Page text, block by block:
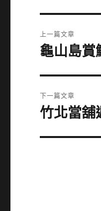
章
上一篇文章
上
篇
文
章:
龜山島賞
下一篇文章
下
篇
竹北當舖